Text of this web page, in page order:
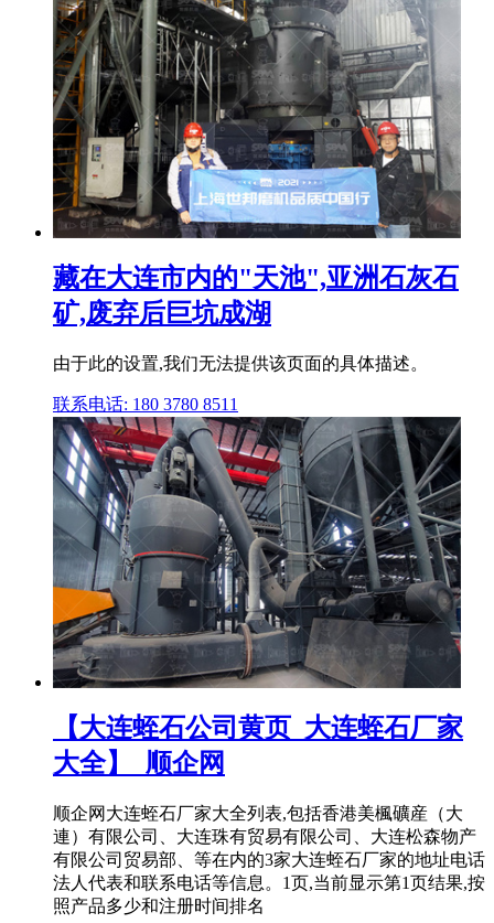
藏在大连市内的"天池",亚洲石灰石
矿,废弃后巨坑成湖
由于此的设置,我们无法提供该页面的具体描述。
联系电话: 180 3780 8511
【大连蛭石公司黄页_大连蛭石厂家
大全】_顺企网
顺企网大连蛭石厂家大全列表,包括香港美楓礦産（大
連）有限公司、大连珠有贸易有限公司、大连松森物产
有限公司贸易部、等在内的3家大连蛭石厂家的地址电话
法人代表和联系电话等信息。1页,当前显示第1页结果,按
照产品多少和注册时间排名